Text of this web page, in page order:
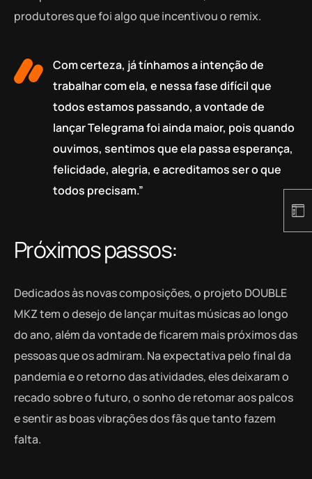
produtores que foi algo que incentivou o remix.
Com certeza, já tínhamos a intenção de
trabalhar com ela, e nessa fase difícil que
todos estamos passando, a vontade de
lançar Telegrama foi ainda maior, pois quando
ouvimos, sentimos que ela passa esperança,
felicidade, alegria, e acreditamos ser o que
todos precisam.”
Próximos passos:
Dedicados às novas composições, o projeto DOUBLE
MKZ tem o desejo de lançar muitas músicas ao longo
do ano, além da vontade de ficarem mais próximos das
pessoas que os admiram. Na expectativa pelo final da
pandemia e o retorno das atividades, eles deixaram o
recado sobre o futuro, o sonho de retomar aos palcos
e sentir as boas vibrações dos fãs que tanto fazem
falta.